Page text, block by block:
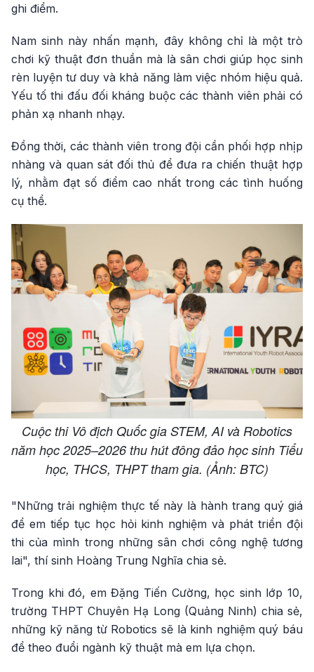
ghi điểm.
Nam sinh này nhấn mạnh, đây không chỉ là một trò
chơi kỹ thuật đơn thuần mà là sân chơi giúp học sinh
rèn luyện tư duy và khả năng làm việc nhóm hiệu quả.
Yếu tố thi đấu đối kháng buộc các thành viên phải có
phản xạ nhanh nhạy.
Đồng thời, các thành viên trong đội cần phối hợp nhịp
nhàng và quan sát đối thủ để đưa ra chiến thuật hợp
lý, nhằm đạt số điểm cao nhất trong các tình huống
cụ thể.
Cuộc thi Vô địch Quốc gia STEM, AI và Robotics
năm học 2025–2026 thu hút đông đảo học sinh Tiểu
học, THCS, THPT tham gia. (Ảnh: BTC)
"Những trải nghiệm thực tế này là hành trang quý giá
để em tiếp tục học hỏi kinh nghiệm và phát triển đội
thi của mình trong những sân chơi công nghệ tương
lai", thí sinh Hoàng Trung Nghĩa chia sẻ.
Trong khi đó, em Đặng Tiến Cường, học sinh lớp 10,
trường THPT Chuyên Hạ Long (Quảng Ninh) chia sẻ,
những kỹ năng từ Robotics sẽ là kinh nghiệm quý báu
để theo đuổi ngành kỹ thuật mà em lựa chọn.